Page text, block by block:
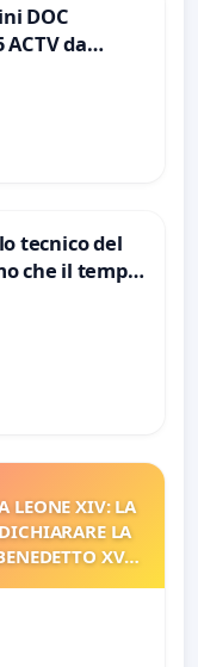
DOC
da
Polo tariffa a
tecnico del
che il tempo
Domenico
LEONE XIV: LA
LA
XVI